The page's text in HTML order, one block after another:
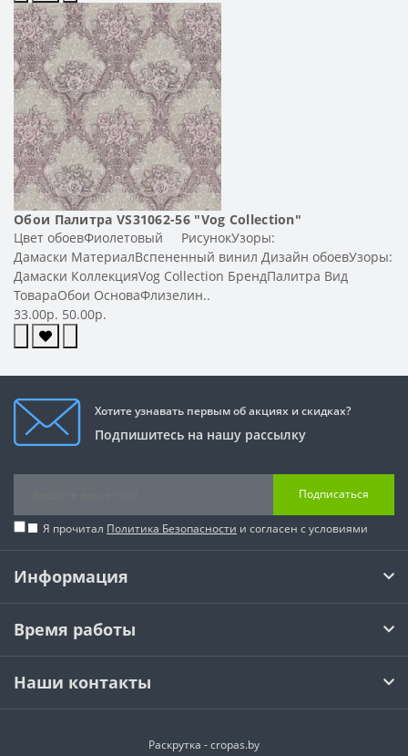
Обои Палитра VS31062-56 "Vog Collection"
Цвет обоевФиолетовый РисунокУзоры:
Дамаски МатериалВспененный винил Дизайн обоевУзоры:
Дамаски КоллекцияVog Collection БрендПалитра Вид
ТовараОбои ОсноваФлизелин..
33.00р. 50.00р.
Хотите узнавать первым об акциях и скидках?
Подпишитесь на нашу рассылку
Подписаться
Я прочитал Политика Безопасности и согласен с условиями
Информация
Время работы
Наши контакты
Раскрутка -cropas.by